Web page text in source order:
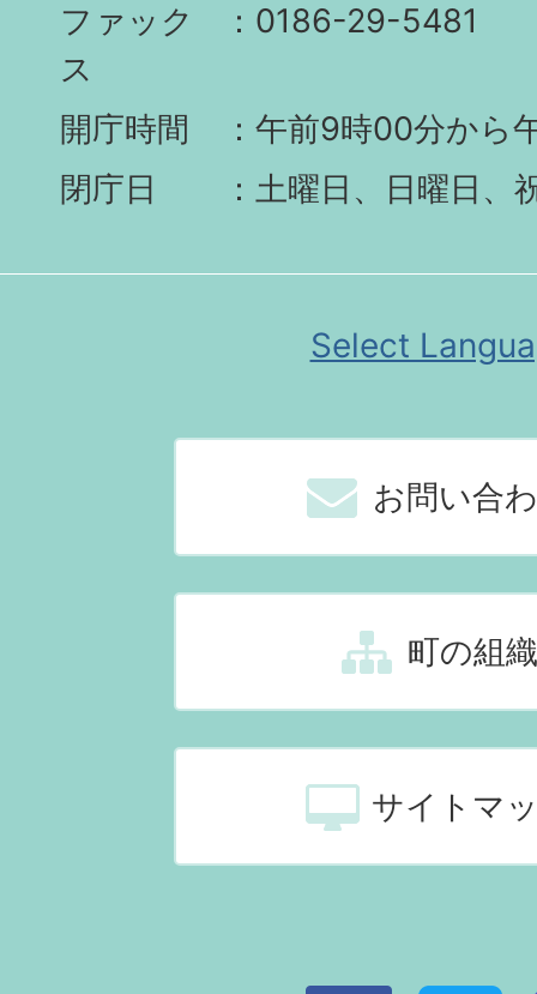
ファック
ス
0186-29-5481
開庁時間
午前9時00分から
閉庁日
土曜日、日曜日、
Select
お問い合
町の組織
サイトマ